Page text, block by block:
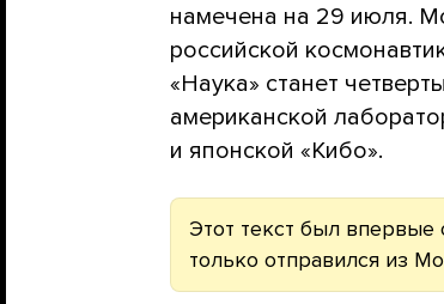
намечена на 29 июля.
российской
«Наука» станет
американской
и японской «Кибо».
Этот текст был впервые
только отправился из